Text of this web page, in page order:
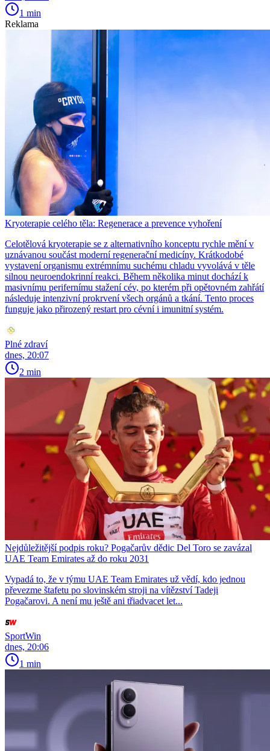
1 min
Reklama
Kryoterapie celého těla: Regenerace a prevence vyhoření
Celotělová kryoterapie se z alternativního konceptu rychle mění v
uznávanou součást moderní regenerační medicíny. Krátkodobé
vystavení organismu extrémnímu suchému chladu vyvolává v těle
silnou neuroendokrinní reakci. Během několika minut dochází k
masivnímu perifernímu stažení cév, po kterém při opětovném zahřátí
následuje intenzivní prokrvení všech orgánů a tkání. Tento proces
funguje jako přirozený restart pro cévní i imunitní systém.
Plné zdraví
dnes, 20:07
2 min
Nejdůležitější podpis roku? Pogačarův dědic Del Toro se zavázal
UAE Team Emirates až do roku 2031
Vypadá to, že v týmu UAE Team Emirates už vědí, kdo jednou
převezme štafetu po slovinském stroji na vítězství Tadeji
Pogačarovi. A není mu ještě ani třiadvacet let...
SportWin
dnes, 20:06
1 min